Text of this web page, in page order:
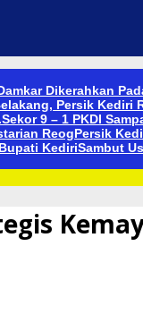
Dikerahkan
Persik Kediri
Sekor 9 – 1 PKDI
ReogPersik
KediriSambut